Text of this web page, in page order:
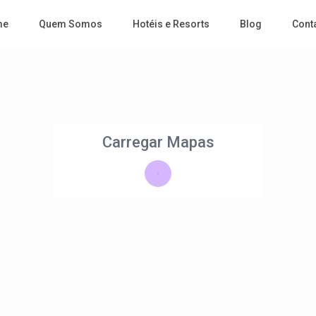
Quem Somos Hotéis e Resorts Blog
Carregar Mapas